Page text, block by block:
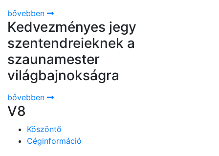
bővebben
Kedvezményes jegy
szentendreieknek a
szaunamester
világbajnokságra
bővebben
V8
Köszöntő
Céginformáció